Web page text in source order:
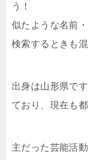
う！
似たような名前
検索するときも
出身は山形県で
ており、現在も
主だった芸能活